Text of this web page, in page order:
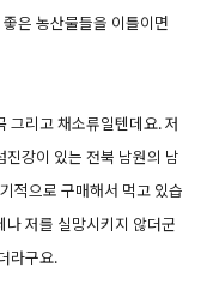
은 농산물들을 이틀이면
그리고 채소류일텐데요. 저
강이 있는 전북 남원의 남
적으로 구매해서 먹고 있습
나 저를 실망시키지 않더군
라구요.